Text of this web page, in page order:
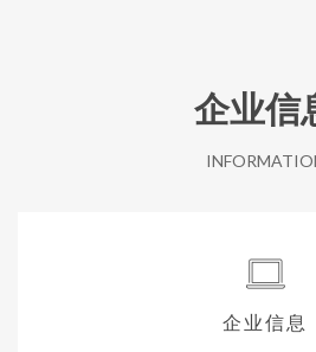
企业信
企业信息